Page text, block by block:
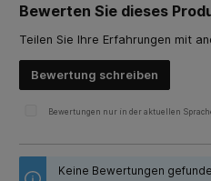
Durchschnittliche Bewertung von
Bewerten Sie dieses
Teilen Sie Ihre Erfahrungen mit
Bewertung schreiben
Bewertungen nur in der aktuellen
Keine Bewertungen